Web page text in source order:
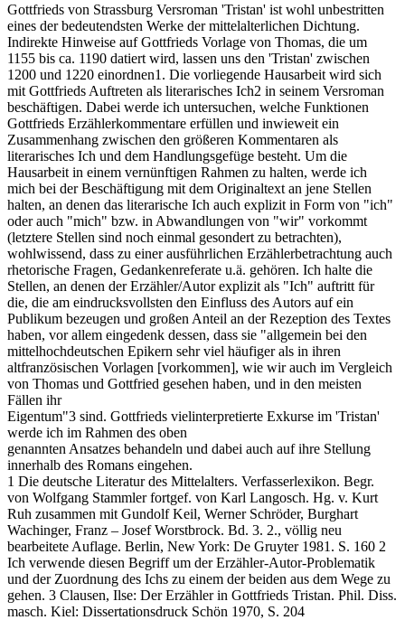
Gottfrieds von Strassburg Versroman 'Tristan' ist wohl unbestritten
eines der bedeutendsten Werke der mittelalterlichen Dichtung.
Indirekte Hinweise auf Gottfrieds Vorlage von Thomas, die um
1155 bis ca. 1190 datiert wird, lassen uns den 'Tristan' zwischen
1200 und 1220 einordnen1. Die vorliegende Hausarbeit wird sich
mit Gottfrieds Auftreten als literarisches Ich2 in seinem Versroman
beschäftigen. Dabei werde ich untersuchen, welche Funktionen
Gottfrieds Erzählerkommentare erfüllen und inwieweit ein
Zusammenhang zwischen den größeren Kommentaren als
literarisches Ich und dem Handlungsgefüge besteht. Um die
Hausarbeit in einem vernünftigen Rahmen zu halten, werde ich
mich bei der Beschäftigung mit dem Originaltext an jene Stellen
halten, an denen das literarische Ich auch explizit in Form von "ich"
oder auch "mich" bzw. in Abwandlungen von "wir" vorkommt
(letztere Stellen sind noch einmal gesondert zu betrachten),
wohlwissend, dass zu einer ausführlichen Erzählerbetrachtung auch
rhetorische Fragen, Gedankenreferate u.ä. gehören. Ich halte die
Stellen, an denen der Erzähler/Autor explizit als "Ich" auftritt für
die, die am eindrucksvollsten den Einfluss des Autors auf ein
Publikum bezeugen und großen Anteil an der Rezeption des Textes
haben, vor allem eingedenk dessen, dass sie "allgemein bei den
mittelhochdeutschen Epikern sehr viel häufiger als in ihren
altfranzösischen Vorlagen [vorkommen], wie wir auch im Vergleich
von Thomas und Gottfried gesehen haben, und in den meisten
Fällen ihr
Eigentum"3 sind. Gottfrieds vielinterpretierte Exkurse im 'Tristan'
werde ich im Rahmen des oben
genannten Ansatzes behandeln und dabei auch auf ihre Stellung
innerhalb des Romans eingehen.
1 Die deutsche Literatur des Mittelalters. Verfasserlexikon. Begr.
von Wolfgang Stammler fortgef. von Karl Langosch. Hg. v. Kurt
Ruh zusammen mit Gundolf Keil, Werner Schröder, Burghart
Wachinger, Franz – Josef Worstbrock. Bd. 3. 2., völlig neu
bearbeitete Auflage. Berlin, New York: De Gruyter 1981. S. 160 2
Ich verwende diesen Begriff um der Erzähler-Autor-Problematik
und der Zuordnung des Ichs zu einem der beiden aus dem Wege zu
gehen. 3 Clausen, Ilse: Der Erzähler in Gottfrieds Tristan. Phil. Diss.
masch. Kiel: Dissertationsdruck Schön 1970, S. 204